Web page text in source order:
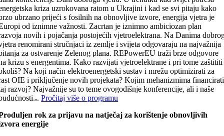
kriza uzrokovana ratom u Ukrajini i kad se svi pitaju kako
ubrzano prijeći s fosilnih na obnovljive izvore, energija vjetra je
od iznimne važnosti. Zacrtan je iznimno ambiciozan plan
novih i pojačanja postojećih vjetroelektrana. Na Danima
renomirani stručnjaci iz zemlje i svijeta odgovaraju na najvažnija
za ostvarenje Zelenog plana. REPowerEU traži brze odgovore
krizu s energentima. Kako razvijati vjetroelektrane i pri tome zaštititi
Na koji način elektroenergetski sustav i mrežu optimizirati za
OIE i priključenje novih projekata? Kojim mehanizmima financirati
razvoj? Najvažnije su to teme ovogodišnje konferencije, ali i naše
..Pročitaj više o programu
rok za prijavu na natječaj za korištenje obnovljivih
energije